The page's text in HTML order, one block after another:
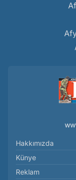
Hakkımızda
Künye
Reklam